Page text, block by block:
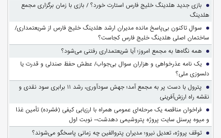
بازی جدید هلدینگ خلیج فارس استارت خورد؟ / بازی با زمان برگزاری مجمع
هلدینگ
سوالِ تاکنون بی‌پاسخ مانده مدیران ارشد هلدینگ خلیج فارس از شریعتمداری/
ساختمان اصلی هلدینگ خلیج فارس کجاست؟
همه نگاه‌ها به مجمع امروز؛ آیا شریعتمداری رفتنی می‌شود؟
یک نامه عذرخواهی و هزاران سوال بی‌جواب/ عطش حفظ صندلی و قدرت یا
دلسوزی ملی؟
پترول با دست پر به مجمع آمد؛ جهش سودآوری، رشد ۱۱ برابری سود نقدی و
نقشه راه ارزش‌آفرینی
فراخوان مناقصه یک مرحله‌ای عمومی همراه با ارزیابی کیفی (فشرده) تأمین غذا
و میوه پرسنل سایت پروژه پتروشیمی دهدشت– نوبت اول
توقف پروژه، تعدیل نیرو؛ مدیران پتروالفین چه زمانی پاسخگو می‌شوند؟